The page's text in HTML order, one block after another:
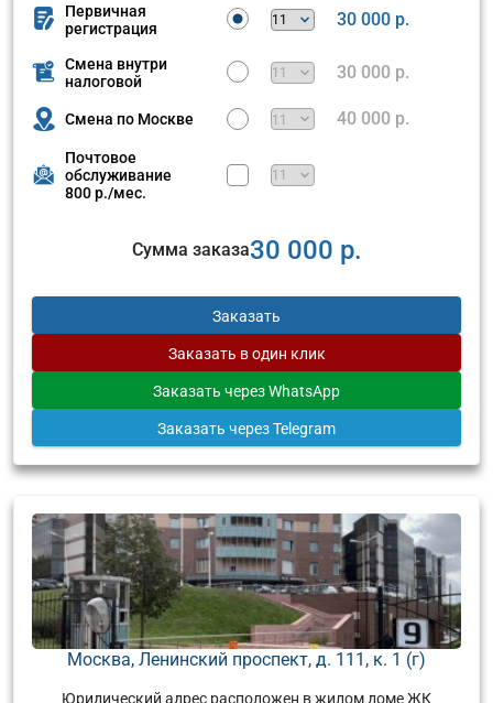
Первичная
регистрация
30 000 р.
Смена внутри
налоговой
30 000 р.
Смена по Москве 40 000 р.
Почтовое
обслуживание
800 р./мес.
Сумма заказа30 000 р.
Заказать
Заказать в один клик
Заказать через WhatsApp
Заказать через Telegram
Москва, Ленинский проспект, д. 111, к. 1 (г)
Юридический адрес расположен в жилом доме ЖК